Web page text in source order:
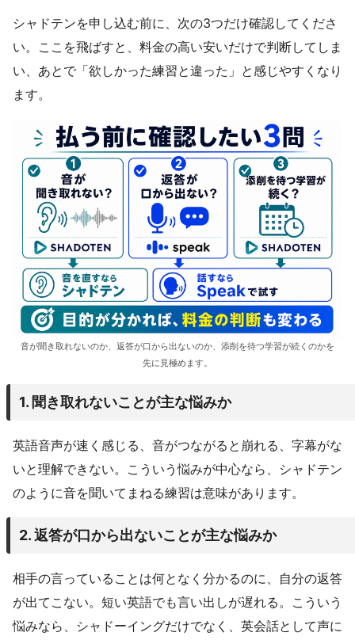
シャドテンを申し込む前に、次の3つだけ確認してくださ
い。ここを飛ばすと、料金の高い安いだけで判断してしま
い、あとで「欲しかった練習と違った」と感じやすくなり
ます。
音が聞き取れないのか、返答が口から出ないのか、添削を待つ学習が続くのかを
先に見極めます。
1. 聞き取れないことが主な悩みか
英語音声が速く感じる、音がつながると崩れる、字幕がな
いと理解できない。こういう悩みが中心なら、シャドテン
のように音を聞いてまねる練習は意味があります。
2. 返答が口から出ないことが主な悩みか
相手の言っていることは何となく分かるのに、自分の返答
が出てこない。短い英語でも言い出しが遅れる。こういう
悩みなら、シャドーイングだけでなく、英会話として声に